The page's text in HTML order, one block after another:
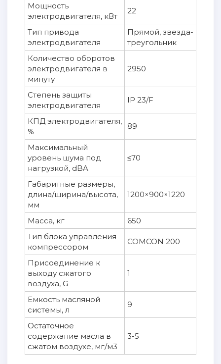
Мощность
электродвигателя, кВт
22
Тип привода
электродвигателя
Прямой, звезда-
треугольник
Количество оборотов
электродвигателя в
минуту
2950
Степень защиты
электродвигателя
IP 23/F
КПД электродвигателя,
%
89
Максимальный
уровень шума под
нагрузкой, dBA
≤70
Габаритные размеры,
длина/ширина/высота,
мм
1200×900×1220
Масса, кг
650
Тип блока управления
компрессором
COMCON 200
Присоединение к
выходу сжатого
воздуха, G
1
Емкость масляной
системы, л
9
Остаточное
содержание масла в
сжатом воздухе, мг/м3
3-5